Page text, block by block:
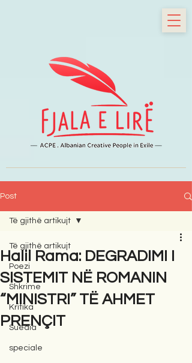
Post
Të gjithë artikujt
Poezi
Shkrime
Kritika
Suedia
speciale
Të gjithë artikujt
Halil Rama: DEGRADIMI I
SISTEMIT NË ROMANIN
“MINISTRI” TË AHMET
PRENÇIT